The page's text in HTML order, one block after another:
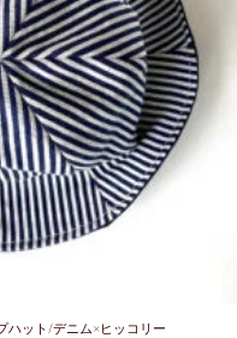
ハット/デニム×ヒッコリー